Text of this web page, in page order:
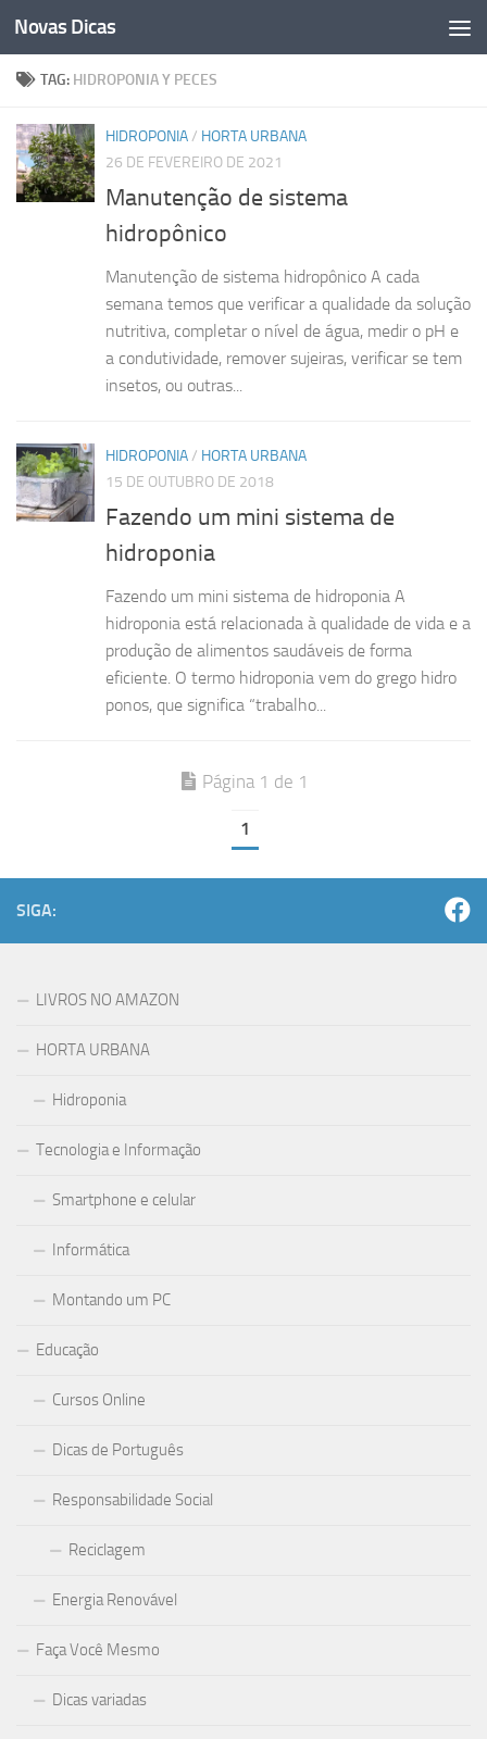
Skip to content
Novas Dicas
TAG: HIDROPONIA Y PECES
HIDROPONIA/ HORTA URBANA
26 DE FEVEREIRO DE 2021
Manutenção de sistema
hidropônico
Manutenção de sistema hidropônico A cada
semana temos que verificar a qualidade da solução
nutritiva, completar o nível de água, medir o pH e
a condutividade, remover sujeiras, verificar se tem
insetos, ou outras...
HIDROPONIA/ HORTA URBANA
15 DE OUTUBRO DE 2018
Fazendo um mini sistema de
hidroponia
Fazendo um mini sistema de hidroponia A
hidroponia está relacionada à qualidade de vida e a
produção de alimentos saudáveis de forma
eficiente. O termo hidroponia vem do grego hidro
ponos, que significa “trabalho...
Página 1 de 1
1
SIGA:
LIVROS NO AMAZON
HORTA URBANA
Hidroponia
Tecnologia e Informação
Smartphone e celular
Informática
Montando um PC
Educação
Cursos Online
Dicas de Português
Responsabilidade Social
Reciclagem
Energia Renovável
Faça Você Mesmo
Dicas variadas